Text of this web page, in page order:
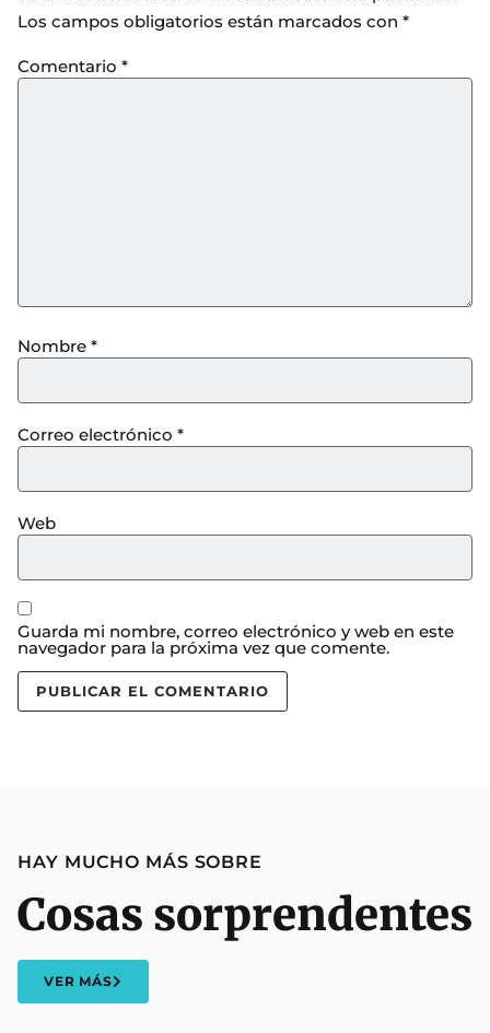
Los campos obligatorios están marcados con *
Comentario *
Nombre *
Correo electrónico *
Web
Guarda mi nombre, correo electrónico y web en este
navegador para la próxima vez que comente.
HAY MUCHO MÁS SOBRE
Cosas sorprendentes
VER MÁS